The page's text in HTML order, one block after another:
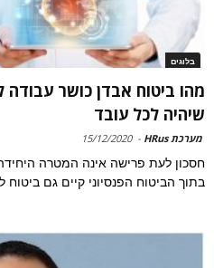
בלוגים
מהו ביטוח אבדן כושר
שיהיה לכל עובד
מערכת HRus -
15/12/2020
חסכון לעת פרישה אינה המטרה היחידה
בתוך הביטוח הפנסיוני קיים גם ביטוח